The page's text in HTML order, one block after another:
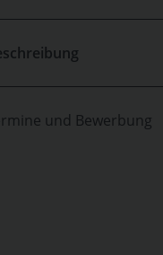
und Bewerbung